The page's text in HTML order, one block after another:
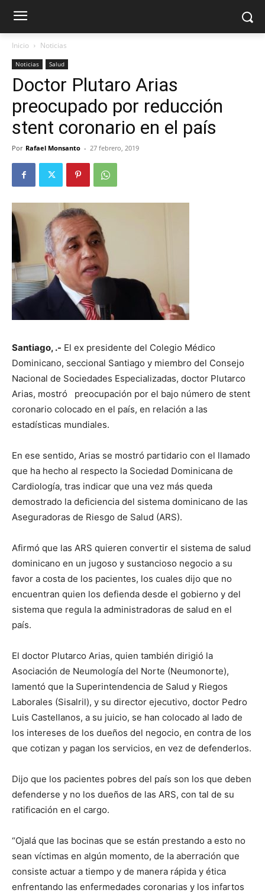
Inicio Noticias
Noticias Salud
Doctor Plutaro Arias
preocupado por reducción
stent coronario en el país
Por Rafael Monsanto - 27 febrero, 2019
Santiago, .- El ex presidente del Colegio Médico
Dominicano, seccional Santiago y miembro del Consejo
Nacional de Sociedades Especializadas, doctor Plutarco
Arias, mostró preocupación por el bajo número de stent
coronario colocado en el país, en relación a las
estadísticas mundiales.
En ese sentido, Arias se mostró partidario con el llamado
que ha hecho al respecto la Sociedad Dominicana de
Cardiología, tras indicar que una vez más queda
demostrado la deficiencia del sistema dominicano de las
Aseguradoras de Riesgo de Salud (ARS).
Afirmó que las ARS quieren convertir el sistema de salud
dominicano en un jugoso y sustancioso negocio a su
favor a costa de los pacientes, los cuales dijo que no
encuentran quien los defienda desde el gobierno y del
sistema que regula la administradoras de salud en el
país.
El doctor Plutarco Arias, quien también dirigió la
Asociación de Neumología del Norte (Neumonorte),
lamentó que la Superintendencia de Salud y Riegos
Laborales (Sisalril), y su director ejecutivo, doctor Pedro
Luis Castellanos, a su juicio, se han colocado al lado de
los intereses de los dueños del negocio, en contra de los
que cotizan y pagan los servicios, en vez de defenderlos.
Dijo que los pacientes pobres del país son los que deben
defenderse y no los dueños de las ARS, con tal de su
ratificación en el cargo.
“Ojalá que las bocinas que se están prestando a esto no
sean víctimas en algún momento, de la aberración que
consiste actuar a tiempo y de manera rápida y ética
enfrentando las enfermedades coronarias y los infartos